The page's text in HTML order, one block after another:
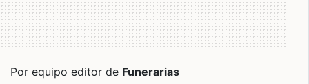
Por equipo editor de Funerarias